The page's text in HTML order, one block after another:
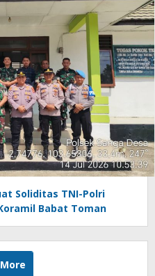
Soliditas TNI-Polri
Babat Toman